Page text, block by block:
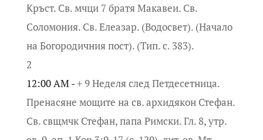
Кръст. Св. мчци 7 братя Макавеи. Св.
Соломония. Св. Елеазар. (Водосвет). (Начало
на Богородичния пост). (Тип. с. 383).
2
12:00 AM -+ 9 Неделя след Петдесетница.
Пренасяне мощите на св. архидякон Стефан.
Св. свщмчк Стефан, папа Римски. Гл. 8, утр.